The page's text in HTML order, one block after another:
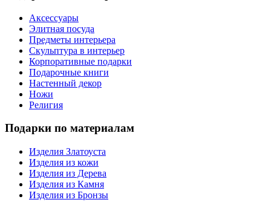
Аксессуары
Элитная посуда
Предметы интерьера
Скульптура в интерьер
Корпоративные подарки
Подарочные книги
Настенный декор
Ножи
Религия
Подарки по материалам
Изделия Златоуста
Изделия из кожи
Изделия из Дерева
Изделия из Камня
Изделия из Бронзы